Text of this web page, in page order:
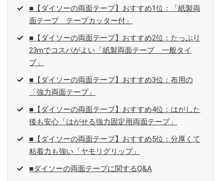
■【ダイソーの両面テープ】おすすめ1位：「紙製両
面テープ テープカッター付」
■【ダイソーの両面テープ】おすすめ2位：たっぷり
23mでコスパがよい「紙製両面テープ 一般タイ
プ」
■【ダイソーの両面テープ】おすすめ3位：布用の
「強力両面テープ」
■【ダイソーの両面テープ】おすすめ4位：はがした
後も安心「はがせる強力固定用両面テープ」
■【ダイソーの両面テープ】おすすめ5位：分厚くて
粘着力も強い「ヤモリグリップ」
■ダイソーの両面テープに関するQ&A